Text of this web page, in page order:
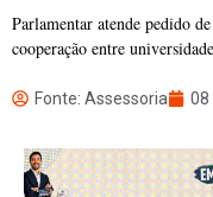
Parlamentar atende pedido
cooperação entre
Fonte: Assessoria 08